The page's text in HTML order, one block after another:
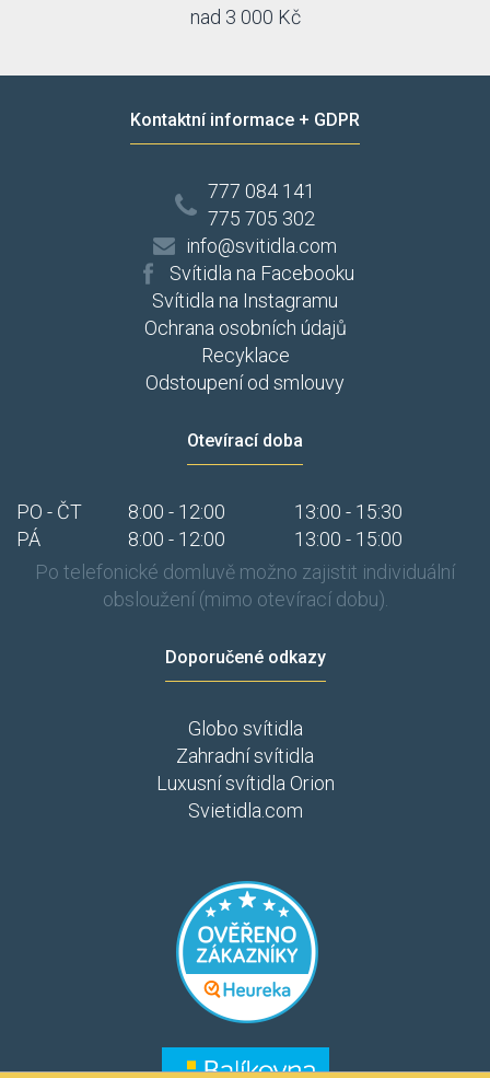
nad 3 000 Kč
Kontaktní informace + GDPR
777 084 141
775 705 302
info@svitidla.com
Svítidla na Facebooku
Svítidla na Instagramu
Ochrana osobních údajů
Recyklace
Odstoupení od smlouvy
Otevírací doba
PO - ČT 8:00 - 12:00
13:00 - 15:30
PÁ
8:00 - 12:00
13:00 - 15:00
Po telefonické domluvě možno zajistit individuální
obsloužení (mimo otevírací dobu).
Doporučené odkazy
Globo svítidla
Zahradní svítidla
Luxusní svítidla Orion
Svietidla.com